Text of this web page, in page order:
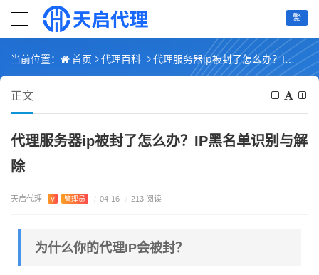
繁
当前位置： 首页 代理百科 代理服务器ip被封了怎么办？IP黑名单识别与解除
正文
代理服务器ip被封了怎么办？IP黑名单识别与解
除
天启代理 V 管理员 / 04-16 / 213 阅读
为什么你的代理IP会被封？